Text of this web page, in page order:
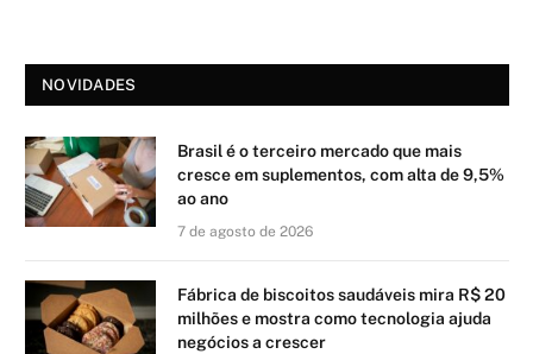
NOVIDADES
Brasil é o terceiro mercado que mais
cresce em suplementos, com alta de 9,5%
ao ano
7 de agosto de 2026
Fábrica de biscoitos saudáveis mira R$ 20
milhões e mostra como tecnologia ajuda
negócios a crescer